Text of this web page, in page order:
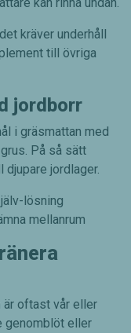
kräver underhåll
till övriga
jordborr
i gräsmattan med
På så sätt
jordlager.
lösning
mellanrum
är oftast vår eller
genomblöt eller